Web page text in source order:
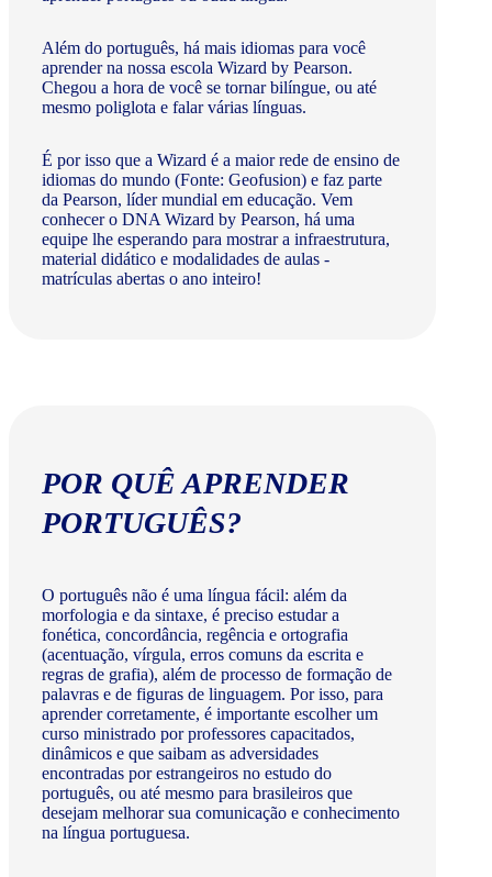
Além do português, há mais idiomas para você
aprender na nossa escola Wizard by Pearson.
Chegou a hora de você se tornar bilíngue, ou até
mesmo poliglota e falar várias línguas.
É por isso que a Wizard é a maior rede de ensino de
idiomas do mundo (Fonte: Geofusion) e faz parte
da Pearson, líder mundial em educação. Vem
conhecer o DNA Wizard by Pearson, há uma
equipe lhe esperando para mostrar a infraestrutura,
material didático e modalidades de aulas -
matrículas abertas o ano inteiro!
POR QUÊ APRENDER
PORTUGUÊS?
O português não é uma língua fácil: além da
morfologia e da sintaxe, é preciso estudar a
fonética, concordância, regência e ortografia
(acentuação, vírgula, erros comuns da escrita e
regras de grafia), além de processo de formação de
palavras e de figuras de linguagem. Por isso, para
aprender corretamente, é importante escolher um
curso ministrado por professores capacitados,
dinâmicos e que saibam as adversidades
encontradas por estrangeiros no estudo do
português, ou até mesmo para brasileiros que
desejam melhorar sua comunicação e conhecimento
na língua portuguesa.